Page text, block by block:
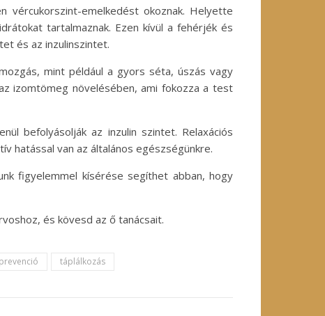
emelkedést okoznak. Helyette
tartalmaznak. Ezen kívül a fehérjék és
és az inzulinszintet.
mint például a gyors séta, úszás vagy
izomtömeg növelésében, ami fokozza a test
befolyásolják az inzulin szintet. Relaxációs
hatással van az általános egészségünkre.
figyelemmel kísérése segíthet abban, hogy
és kövesd az ő tanácsait.
prevenció táplálkozás